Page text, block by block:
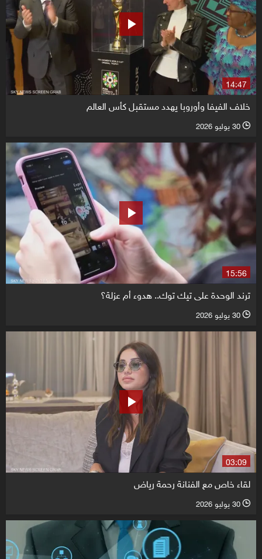
14:47
خلاف الفيفا وأوروبا يهدد مستقبل كأس العالم
l 30 يوليو 2026
15:56
ترند الوحدة على تيك توك.. هدوء أم عزلة؟
l 30 يوليو 2026
03:09
لقاء خاص مع الفنانة رحمة رياض
l 30 يوليو 2026